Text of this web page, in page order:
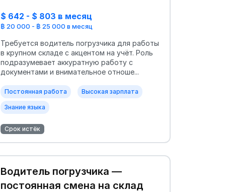
$ 642 - $ 803 в месяц
฿ 20 000 - ฿ 25 000 в месяц
Требуется водитель погрузчика для работы
в крупном складе с акцентом на учёт. Роль
подразумевает аккуратную работу с
документами и внимательное отноше...
Постоянная работа Высокая зарплата
Знание языка
Срок истёк
Водитель погрузчика —
постоянная смена на склад